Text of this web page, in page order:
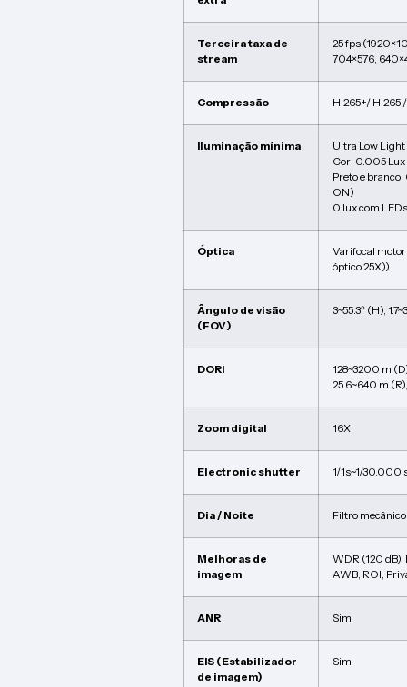
Terceira taxa de
stream
25 fps
704×576,
Compressão H.265+/ H.265
Iluminação mínima
Ultra Low
Cor: 0.005 Lux
Preto e branco:
ON)
0 lux com
Óptica
Varifocal
óptico 25X))
Ângulo de visão
(FOV)
3~55.3º (H),
DORI
128~3200 m
25.6~640 m
Zoom digital 16X
Electronic shutter 1/1s~1/30.000
Dia / Noite Filtro
Melhoras de
imagem
WDR (120 dB),
AWB, ROI,
ANR Sim
EIS (Estabilizador
de imagem)
Sim